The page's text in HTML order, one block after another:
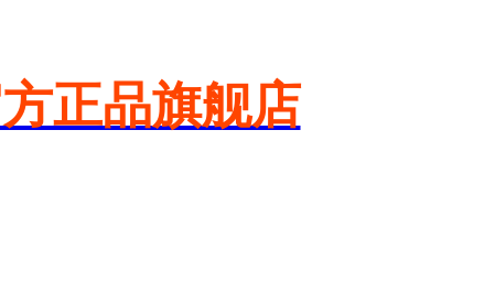
正品旗舰店